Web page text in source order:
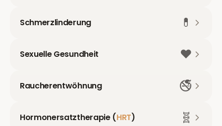
Schmerzlinderung 💊
Sexuelle Gesundheit ❤️
Raucherentwöhnung 🚭
Hormonersatztherapie (HRT) 🧬